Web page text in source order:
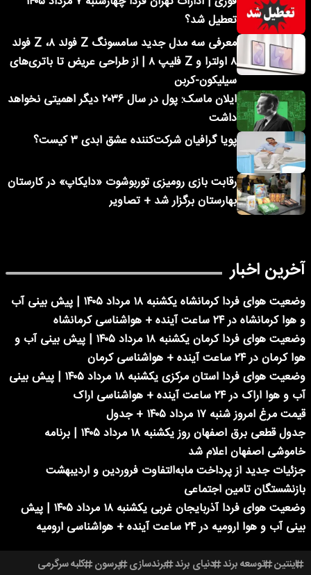
تعطیل شد؟
معرفی سه مدل جدید سامسونگ Z فولد ۸، Z فولد
۸ اولترا و Z فلیپ ۸ | از طراحی عریض تا باتری‌های
سیلیکون-کربن
ایلان ماسک: پول در سال ۲۰۳۶ دیگر اهمیتی نخواهد
داشت
پویا گرافیان شرکت‌کننده عشق ابدی ۳ کیست؟
رقابت بازی رومیزی توربوشوت «دایکاپ» در کارستان
بهارستان برگزار شد + تصاویر
آخرین اخبار
وضعیت هوای فردا کرمانشاه یکشنبه ۱۸ مرداد ۱۴۰۵ | پیش بینی آب
و هوا کرمانشاه در ۲۴ ساعت آینده + هواشناسی کرمانشاه
وضعیت هوای فردا کرمان یکشنبه ۱۸ مرداد ۱۴۰۵ | پیش بینی آب و
هوا کرمان در ۲۴ ساعت آینده + هواشناسی کرمان
وضعیت هوای فردا استان مرکزی یکشنبه ۱۸ مرداد ۱۴۰۵ | پیش بینی
آب و هوا اراک در ۲۴ ساعت آینده + هواشناسی اراک
قیمت مرغ امروز شنبه ۱۷ مرداد ۱۴۰۵ + جدول
جدول قطعی برق اصفهان روز یکشنبه ۱۸ مرداد ۱۴۰۵ | برنامه
خاموشی اصفهان اعلام شد
جزئیات جدید از پرداخت مابه‌التفاوت فروردین و اردیبهشت
بازنشستگان تامین اجتماعی
وضعیت هوای فردا آذربایجان غربی یکشنبه ۱۸ مرداد ۱۴۰۵ | پیش
بینی آب و هوا ارومیه در ۲۴ ساعت آینده + هواشناسی ارومیه
اینتین توسعه برند دنیای برند برندسازی پرسون کلبه سرگرمی